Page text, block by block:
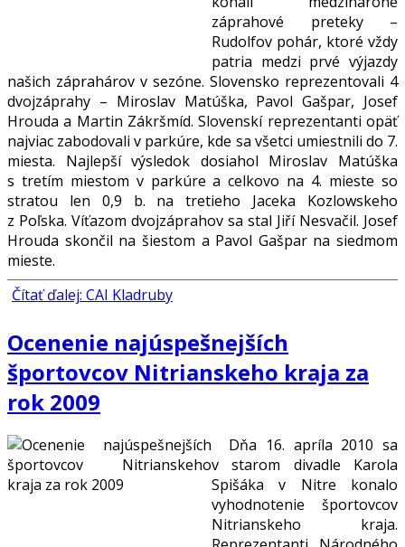
záprahové preteky –
Rudolfov pohár, ktoré vždy
patria medzi prvé výjazdy
našich záprahárov v sezóne. Slovensko reprezentovali 4
dvojzáprahy – Miroslav Matúška, Pavol Gašpar, Josef
Hrouda a Martin Zákršmíd. Slovenskí reprezentanti opäť
najviac zabodovali v parkúre, kde sa všetci umiestnili do 7.
miesta. Najlepší výsledok dosiahol Miroslav Matúška
s tretím miestom v parkúre a celkovo na 4. mieste so
stratou len 0,9 b. na tretieho Jaceka Kozlowskeho
z Poľska. Víťazom dvojzáprahov sa stal Jiří Nesvačil. Josef
Hrouda skončil na šiestom a Pavol Gašpar na siedmom
mieste.
Čítať ďalej: CAI Kladruby
Ocenenie najúspešnejších
športovcov Nitrianskeho kraja za
rok 2009
Dňa 16. apríla 2010 sa
v starom divadle Karola
Spišáka v Nitre konalo
vyhodnotenie športovcov
Nitrianskeho kraja.